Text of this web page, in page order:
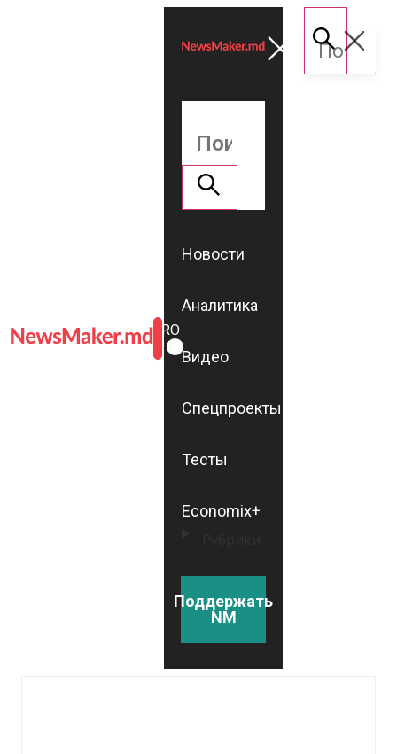
ROMÂNĂ
RU
Новости
Аналитика
Видео
Спецпроекты
Тесты
Economix+
Поддержать
NM